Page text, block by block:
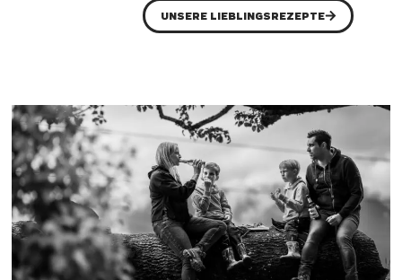
UNSERE LIEBLINGSREZEPTE